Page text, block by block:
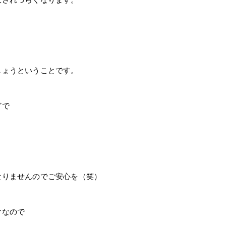
うということです。
で
ませんのでご安心を（笑）
ので